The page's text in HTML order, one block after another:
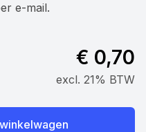
e-mail.
€ 0,70
excl. 21% BTW